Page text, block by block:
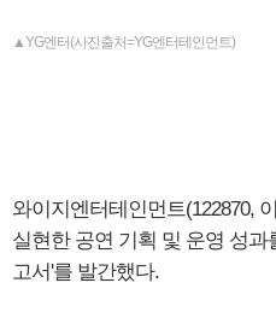
▲YG엔터(사진출처=YG엔터테인먼트)
와이지엔터테인먼트(122870,
실현한 공연 기획 및 운영 성과
고서'를 발간했다.